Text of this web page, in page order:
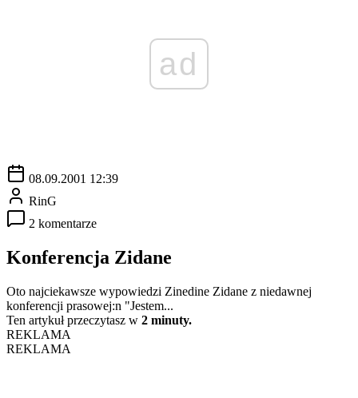
ad
08.09.2001 12:39
RinG
2 komentarze
Konferencja Zidane
Oto najciekawsze wypowiedzi Zinedine Zidane z niedawnej
konferencji prasowej:n "Jestem...
Ten artykuł przeczytasz w 2 minuty.
REKLAMA
REKLAMA